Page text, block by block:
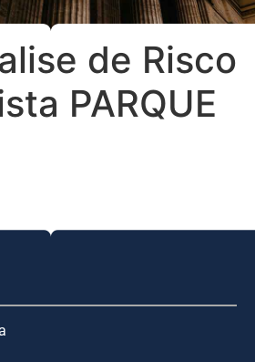
de Risco
PARQUE